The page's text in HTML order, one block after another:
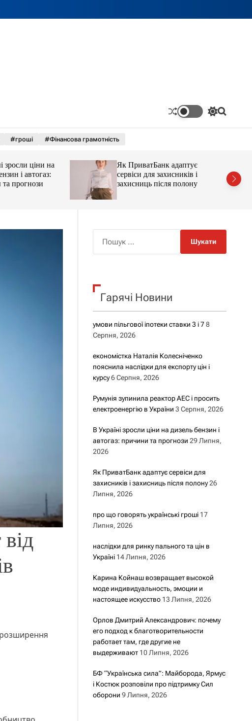
П
к
а
ч
р
о
у
П
#гроші #Фінансова грамотність
зросли ціни на
і автогаз:
прогнози
Як ПриватБанк адаптує
сервіси для захисників і
захисниць після полону
розширення
к
Гарячі Новини
умови пільгової іпотеки ставки 3 і 7 8
Серпня, 2026
економістка Наталія Колесніченко
пояснила наслідки для експорту цін і
курсу 6 Серпня, 2026
Румунія зупинила реактор АЕС і просить
електроенергію в України 3 Серпня, 2026
В Україні зросли ціни на дизель бензин і
автогаз: причини та прогнози 29 Липня,
2026
Як ПриватБанк адаптує сервіси для
захисників і захисниць після полону 26
Липня, 2026
про що говорять українські гроші 17
Липня, 2026
наслідки для ринку пального та цін в
Україні 14 Липня, 2026
Карина Койнаш возвращает высокой
моде индивидуальность, эмоции и
настоящее искусство 13 Липня, 2026
Орлов Дмитрий Александрович: почему
его подход к благотворительности
работает там, где другие не
выдерживают 10 Липня, 2026
БФ “Українська сила”: Майборода, Ярмус
і Костюк розповіли про підтримку Сил
оборони 9 Липня, 2026